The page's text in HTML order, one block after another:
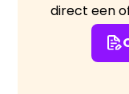
direct een